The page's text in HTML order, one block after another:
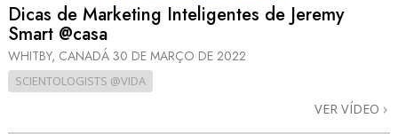
Dicas de Marketing Inteligentes de Jeremy
Smart @casa
WHITBY, CANADÁ 30 DE MARÇO DE 2022
SCIENTOLOGISTS @VIDA
VER VÍDEO